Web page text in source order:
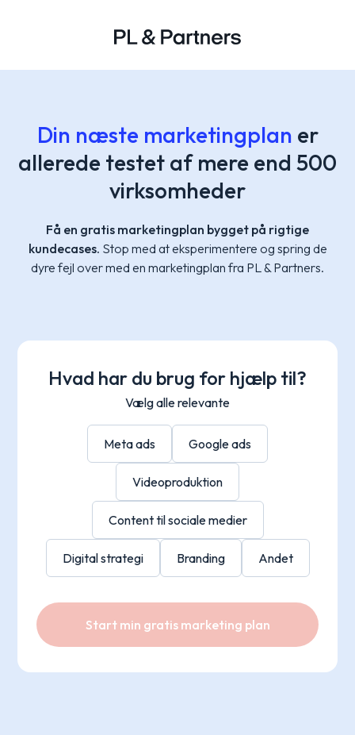
Din næste marketingplan er
allerede testet af mere end 500
virksomheder
Få en gratis marketingplan bygget på rigtige
kundecases. Stop med at eksperimentere og spring de
dyre fejl over med en marketingplan fra PL & Partners.
Hvad har du brug for hjælp til?
Vælg alle relevante
Meta ads Google ads
Videoproduktion
Content til sociale medier
Digital strategi Branding Andet
Start min gratis marketing plan